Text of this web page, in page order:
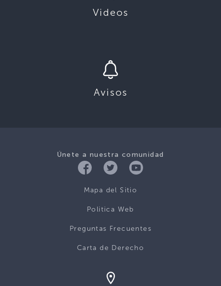
Videos
Avisos
Únete a nuestra comunidad
Mapa del Sitio
Politica Web
Preguntas Frecuentes
Carta de Derecho